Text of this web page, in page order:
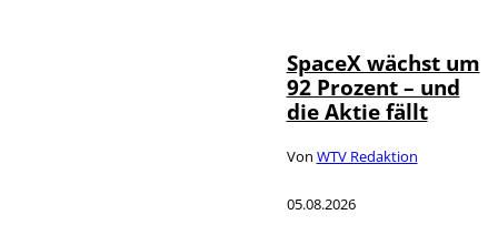
SpaceX wächst um
92 Prozent – und
die Aktie fällt
Von WTV Redaktion
05.08.2026